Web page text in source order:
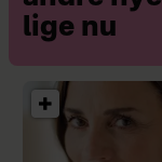
lige nu